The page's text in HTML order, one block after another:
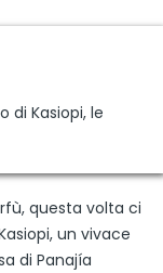
di Kasiopi, le
questa volta ci
un vivace
di Panajía